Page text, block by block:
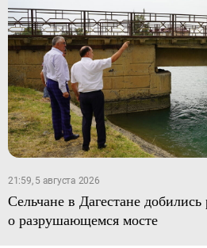
21:59, 5 августа 2026
Сельчане в Дагестане
о разрушающемся мосте